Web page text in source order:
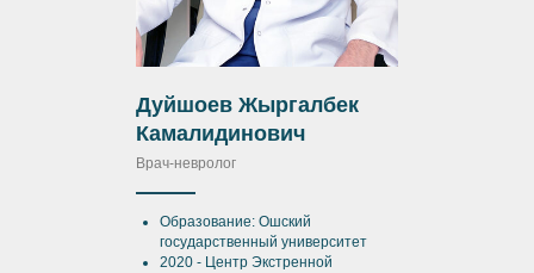
Дуйшоев Жыргалбек
Камалидинович
Врач-невролог
Образование: Ошский
государственный университет
2020 - Центр Экстренной